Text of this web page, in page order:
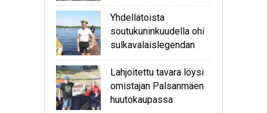
Yhdellätoista
soutukuninkuudella ohi
sulkavalaislegendan
Lahjoitettu tavara löysi
omistajan Palsanmäen
huutokaupassa